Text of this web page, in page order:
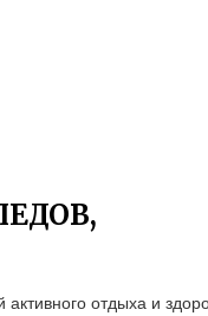
отдыха и